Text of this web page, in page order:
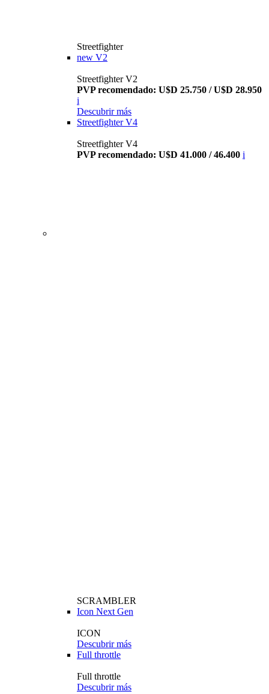
Streetfighter
new V2
Streetfighter V2
PVP recomendado: U$D 25.750 / U$D 28.950
i
Descubrir más
Streetfighter V4
Streetfighter V4
PVP recomendado: U$D 41.000 / 46.400 i
SCRAMBLER
Icon Next Gen
ICON
Descubrir más
Full throttle
Full throttle
Descubrir más